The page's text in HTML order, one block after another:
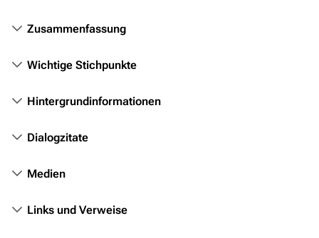
Orte
Fanprojekte
Zusammenfassung
Wichtige Stichpunkte
Hintergrundinformationen
Dialogzitate
Medien
Links und Verweise